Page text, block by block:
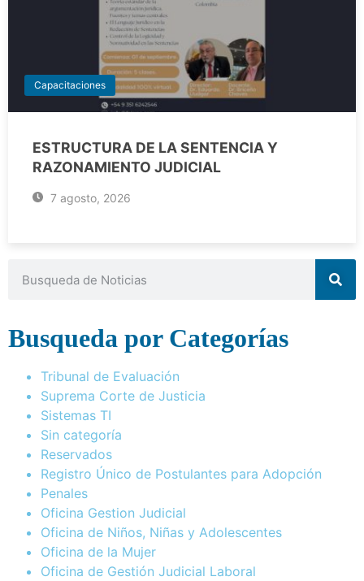
Capacitaciones
ESTRUCTURA DE LA SENTENCIA Y
RAZONAMIENTO JUDICIAL
7 agosto, 2026
Busqueda por Categorías
Tribunal de Evaluación
Suprema Corte de Justicia
Sistemas TI
Sin categoría
Reservados
Registro Único de Postulantes para Adopción
Penales
Oficina Gestion Judicial
Oficina de Niños, Niñas y Adolescentes
Oficina de la Mujer
Oficina de Gestión Judicial Laboral